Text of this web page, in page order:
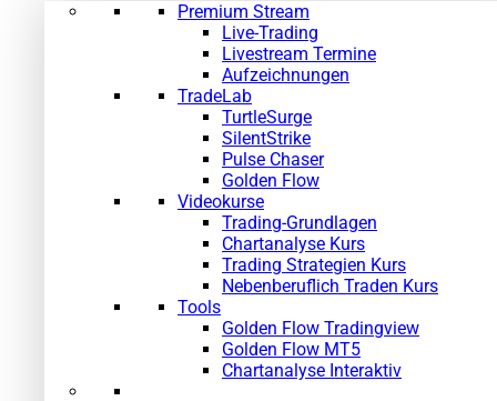
Premium Stream
Live-Trading
Livestream Termine
Aufzeichnungen
TradeLab
TurtleSurge
SilentStrike
Pulse Chaser
Golden Flow
Videokurse
Trading-Grundlagen
Chartanalyse Kurs
Trading Strategien Kurs
Nebenberuflich Traden Kurs
Tools
Golden Flow Tradingview
Golden Flow MT5
Chartanalyse Interaktiv